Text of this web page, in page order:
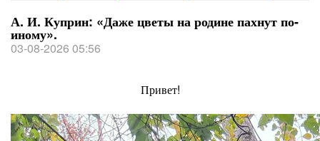
А. И. Куприн: «Даже цветы на родине пахнут по-
иному».
03-08-2026 05:56
Привет!